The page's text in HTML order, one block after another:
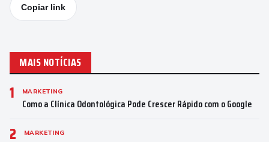
Copiar link
MAIS NOTÍCIAS
1 MARKETING
Como a Clínica Odontológica Pode Crescer Rápido com o Google
2 MARKETING